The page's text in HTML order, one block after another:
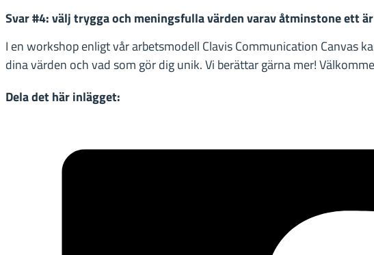
Svar #4: välj trygga och meningsfulla värden varav åtminstone ett
I en workshop enligt vår arbetsmodell Clavis Communication Canvas
dina värden och vad som gör dig unik. Vi berättar gärna mer!
Dela det här inlägget: